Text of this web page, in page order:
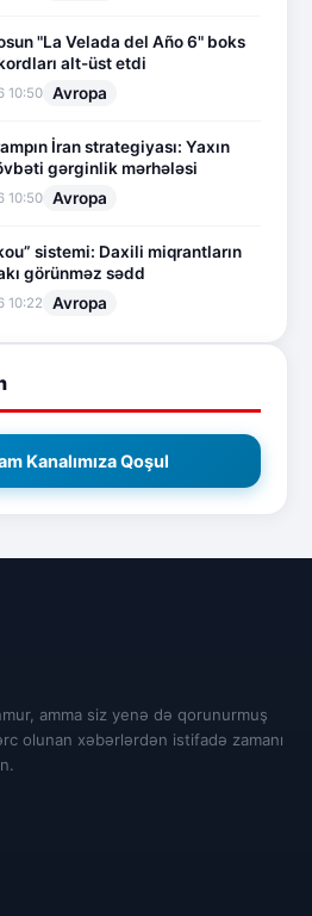
"La Velada del Año 6" boks
alt-üst etdi
10:50 Avropa
İran strategiyası: Yaxın
gərginlik mərhələsi
10:50 Avropa
sistemi: Daxili miqrantların
görünməz sədd
10:22 Avropa
Kanalımıza Qoşul
amma siz yenə də qorunurmuş
olunan xəbərlərdən istifadə zamanı